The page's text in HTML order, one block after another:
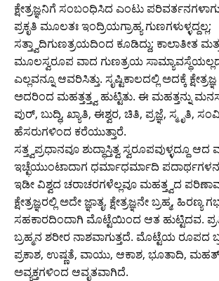
ಕ್ಷೇತ್ರಜ್ಞನಿಗೆ ಸಂಬಂಧಿಸಿದ ಎಂಟು
ಪ್ರಕೃತಿ ಮೂಲತಃ ಇಂದ್ರಿಯಗ್ರಾಹ್ಯ ಗುಣಗಳುಳ್ಳದ್ದಲ್ಲ;
ಸತ್ತ್ವಾದಿಗುಣತ್ರಯದಿಂದ ಕೂಡಿದ್ದು; ಕಾಲಾತೀತ
ಮೂಲಸ್ವರೂಪ ವಾದ ಗುಣತ್ರಯ
ಎಲ್ಲವನ್ನೂ ಆವರಿಸಿತ್ತು. ಸೃಷ್ಟಿಕಾಲದಲ್ಲಿ ಅದಕ್ಕೆ
ಅದರಿಂದ ಮಹತ್ತತ್ತ್ವ ಹುಟ್ಟಿತು. ಈ ಮಹತ್ತನ್ನು
ಪುರ್, ಬುದ್ಧಿ, ಖ್ಯಾತಿ, ಈಶ್ವರ, ಚಿತಿ, ಪ್ರಜ್ಞೆ, ಸ್ಮೃತಿ,
ಹೆಸರುಗಳಿಂದ ಕರೆಯುತ್ತಾರೆ.
ಸತ್ತ್ವಪ್ರಧಾನವೂ ಶುದ್ಧಾಸ್ತಿತ್ವ ಸ್ವರೂಪವುಳ್ಳದ್ದೂ
ಇಚ್ಛೆಯುಂಟಾದಾಗ ಧರ್ಮಾಧರ್ಮಾದಿ
ಇಡೀ ವಿಶ್ವದ ಚರಾಚರಗಳೆಲ್ಲವೂ ಮಹತ್ತ್ವದ
ಕ್ಷೇತ್ರಜ್ಞರಲ್ಲಿ ಅದೇ ಜ್ಞಾತೃ. ಕ್ಷೇತ್ರಜ್ಞನೇ ಬ್ರಹ್ಮ,
ಸಹಕಾರದಿಂದಾಗಿ ಮೊಟ್ಟೆಯಿಂದ ಆತ ಹುಟ್ಟಿದವ.
ಬ್ರಹ್ಮನ ಶರೀರ ನಾಶವಾಗುತ್ತದೆ. ಮೊಟ್ಟೆಯ ರೂಪದ
ಪ್ರಕಾಶ, ಉಷ್ಣತೆ, ವಾಯು, ಆಕಾಶ, ಭೂತಾದಿ, ಮಹತ್
ಅವ್ಯಕ್ತಗಳಿಂದ ಆವೃತವಾಗಿದೆ.